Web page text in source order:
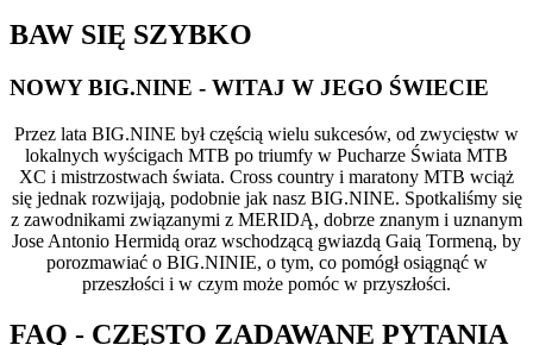
BAW SIĘ SZYBKO
NOWY BIG.NINE - WITAJ W JEGO ŚWIECIE
Przez lata BIG.NINE był częścią wielu sukcesów, od zwycięstw w
lokalnych wyścigach MTB po triumfy w Pucharze Świata MTB
XC i mistrzostwach świata. Cross country i maratony MTB wciąż
się jednak rozwijają, podobnie jak nasz BIG.NINE. Spotkaliśmy się
z zawodnikami związanymi z MERIDĄ, dobrze znanym i uznanym
Jose Antonio Hermidą oraz wschodzącą gwiazdą Gaią Tormeną, by
porozmawiać o BIG.NINIE, o tym, co pomógł osiągnąć w
przeszłości i w czym może pomóc w przyszłości.
FAQ - CZĘSTO ZADAWANE PYTANIA